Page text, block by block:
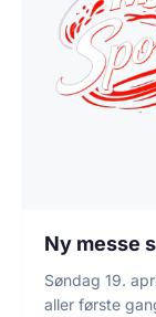
Ny messe
Søndag 19.
aller første